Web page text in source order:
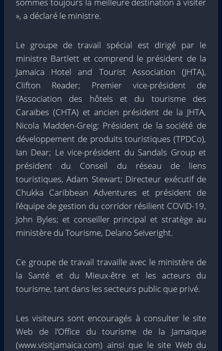
», a déclaré le ministre.
Le groupe de travail spécial est dirigé par le
ministre Bartlett et comprend le président de la
Jamaica Hotel and Tourist Association (JHTA),
Clifton Reader; Premier vice-président de
l’Association des hôtels et du tourisme des
Caraïbes (CHTA) et ancien président de la JHTA,
Nicola Madden-Greig; Président de la société de
développement de produits touristiques (TPDCo),
Ian Dear; Le vice-président du Sandals Group et
président du Conseil du réseau de liens
touristiques, Adam Stewart; Directeur exécutif de
Chukka Caribbean Adventures et président de
l’équipe de gestion du corridor résilient COVID-19,
John Byles; et conseiller principal et stratège au
ministère du Tourisme, Delano Seiveright.
Ce groupe de travail travaille avec le ministère de
la Santé et du Mieux-être et les acteurs du
tourisme, tant dans les secteurs public que privé.
Les visiteurs sont encouragés à consulter le site
Web de l’Office du tourisme de la Jamaïque
(www.visitjamaica.com) ainsi que le site Web du